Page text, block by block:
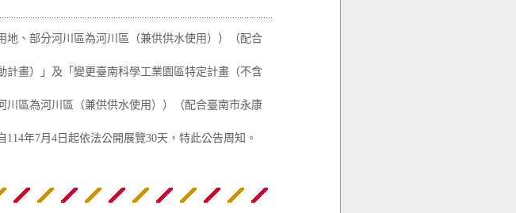
、部分河川區為河川區（兼供供水使用））（配合
畫）」及「變更臺南科學工業園區特定計畫（不含
區為河川區（兼供供水使用））（配合臺南市永康
年7月4日起依法公開展覽30天，特此公告周知。